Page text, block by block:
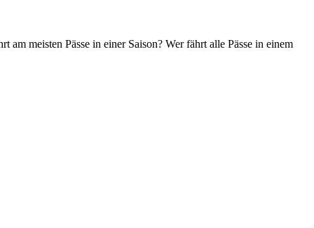
meisten Pässe in einer Saison? Wer fährt alle Pässe in einem